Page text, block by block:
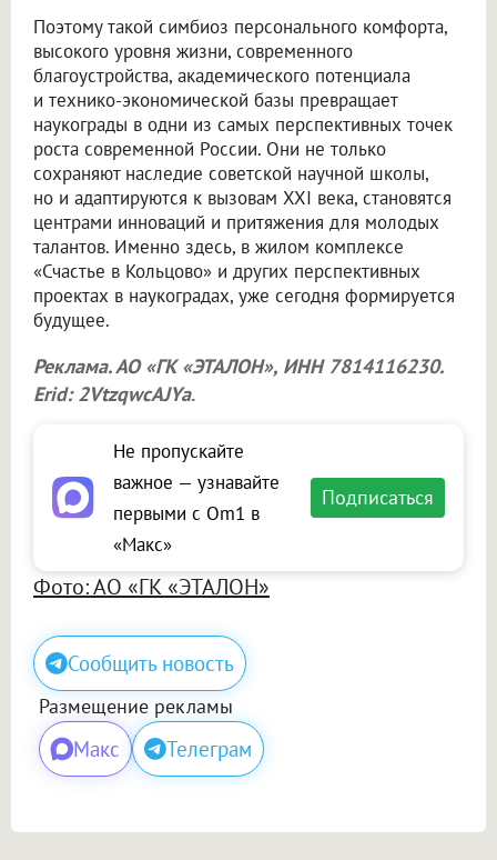
Поэтому такой симбиоз персонального комфорта,
высокого уровня жизни, современного
благоустройства, академического потенциала
и технико-экономической базы превращает
наукограды в одни из самых перспективных точек
роста современной России. Они не только
сохраняют наследие советской научной школы,
но и адаптируются к вызовам XXI века, становятся
центрами инноваций и притяжения для молодых
талантов. Именно здесь, в жилом комплексе
«Счастье в Кольцово» и других перспективных
проектах в наукоградах, уже сегодня формируется
будущее.
Реклама. АО «ГК «ЭТАЛОН», ИНН 7814116230.
Erid: 2VtzqwcAJYa.
Не пропускайте
важное — узнавайте
первыми с Om1 в
«Макс»
Подписаться
Фото: АО «ГК «ЭТАЛОН»
Сообщить новость
Размещение рекламы
Макс Телеграм